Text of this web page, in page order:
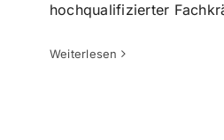
hochqualifizierter
Weiterlesen
besser